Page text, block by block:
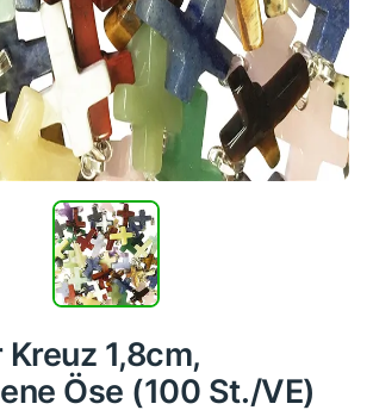
1,8cm,
Öse (100 St./VE)